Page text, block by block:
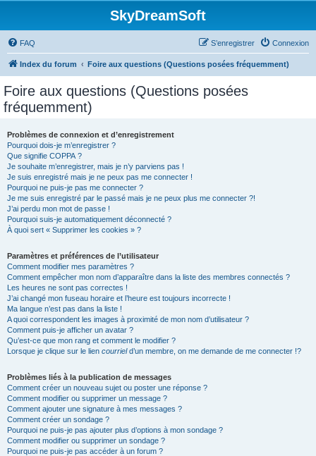
SkyDreamSoft
FAQ Connexion
S’enregistrer
Index du forum Foire aux questions (Questions posées fréquemment)
Foire aux questions (Questions posées
fréquemment)
Problèmes de connexion et d’enregistrement
Pourquoi dois-je m’enregistrer ?
Que signifie COPPA ?
Je souhaite m’enregistrer, mais je n’y parviens pas !
Je suis enregistré mais je ne peux pas me connecter !
Pourquoi ne puis-je pas me connecter ?
Je me suis enregistré par le passé mais je ne peux plus me connecter ?!
J’ai perdu mon mot de passe !
Pourquoi suis-je automatiquement déconnecté ?
À quoi sert « Supprimer les cookies » ?
Paramètres et préférences de l’utilisateur
Comment modifier mes paramètres ?
Comment empêcher mon nom d’apparaître dans la liste des membres connectés ?
Les heures ne sont pas correctes !
J’ai changé mon fuseau horaire et l’heure est toujours incorrecte !
Ma langue n’est pas dans la liste !
A quoi correspondent les images à proximité de mon nom d’utilisateur ?
Comment puis-je afficher un avatar ?
Qu’est-ce que mon rang et comment le modifier ?
Lorsque je clique sur le lien courrield’un membre, on me demande de me connecter !?
Problèmes liés à la publication de messages
Comment créer un nouveau sujet ou poster une réponse ?
Comment modifier ou supprimer un message ?
Comment ajouter une signature à mes messages ?
Comment créer un sondage ?
Pourquoi ne puis-je pas ajouter plus d’options à mon sondage ?
Comment modifier ou supprimer un sondage ?
Pourquoi ne puis-je pas accéder à un forum ?